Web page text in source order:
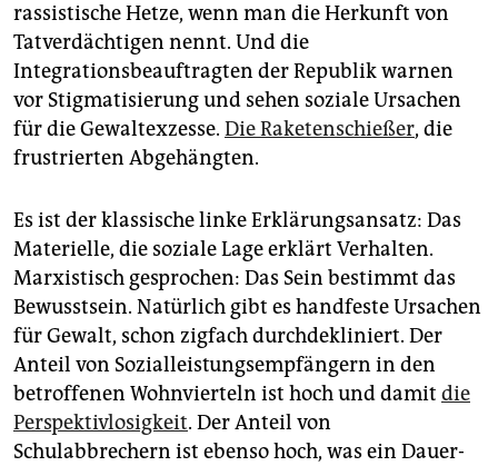
rassistische Hetze, wenn man die Herkunft von
Tatverdächtigen nennt. Und die
Integrationsbeauftragten der Republik warnen
vor Stigmatisierung und sehen soziale Ursachen
für die Gewaltexzesse. Die Raketenschießer, die
frustrierten Abgehängten.
Es ist der klassische linke Erklärungsansatz: Das
Materielle, die soziale Lage erklärt Verhalten.
Marxistisch gesprochen: Das Sein bestimmt das
Bewusstsein. Natürlich gibt es handfeste Ursachen
für Gewalt, schon zigfach durchdekliniert. Der
Anteil von Sozialleistungsempfängern in den
betroffenen Wohnvierteln ist hoch und damit die
Perspektivlosigkeit. Der Anteil von
Schulabbrechern ist ebenso hoch, was ein Dauer-